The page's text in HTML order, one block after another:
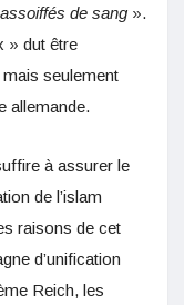
de sang ».
» dut être
seulement
allemande.
à assurer le
de l’islam
raisons de cet
d’unification
Reich, les